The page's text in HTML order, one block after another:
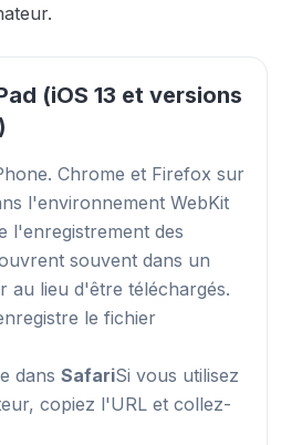
(iOS 13 et versions
Chrome et Firefox sur
l'environnement WebKit
l'enregistrement des
souvent dans un
au lieu d'être téléchargés.
le fichier
dans SafariSi vous utilisez
copiez l'URL et collez-